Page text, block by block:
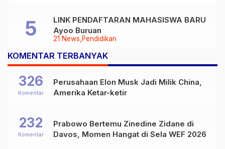
21 News Pendidikan
LINK PENDAFTARAN MAHASISWA BARU
Ayoo Buruan
KOMENTAR TERBANYAK
Perusahaan Elon Musk Jadi Milik China,
Amerika Ketar-ketir
326
Komentar
Prabowo Bertemu Zinedine Zidane di
Davos, Momen Hangat di Sela WEF 2026
232
Komentar